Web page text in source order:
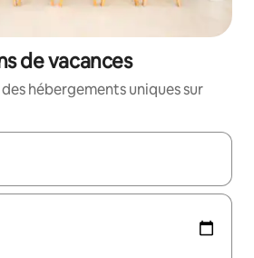
de vacances
hébergements uniques sur
s'affichent, utilisez les flèches vers le